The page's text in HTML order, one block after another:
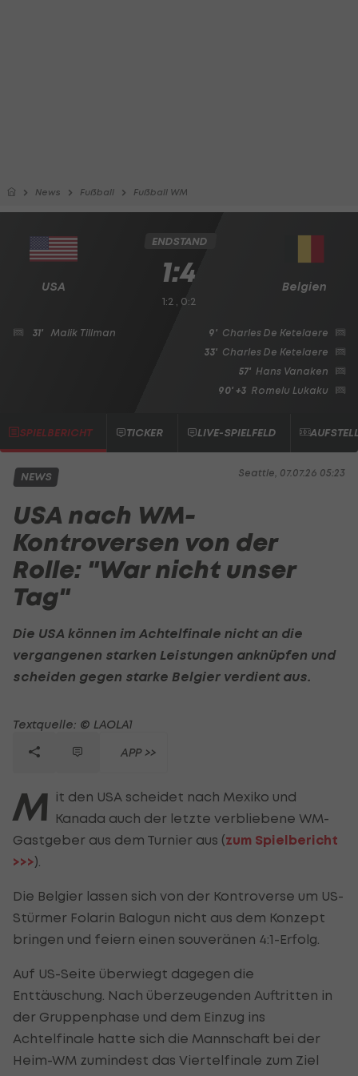
News Fußball Fußball WM
USA Belgien
ENDSTAND
1:4
1:2 , 0:2
31' Malik Tillman 9' Charles De Ketelaere
33' Charles De Ketelaere
57' Hans Vanaken
90' +3 Romelu Lukaku
SPIELBERICHT TICKER LIVE-SPIELFELD
Seattle, 07.07.26 05:23
NEWS
USA nach WM-
Kontroversen von der
Rolle: "War nicht unser
Tag"
Die USA können im Achtelfinale nicht an die
vergangenen starken Leistungen anknüpfen und
scheiden gegen starke Belgier verdient aus.
Textquelle: © LAOLA1
APP >>
M it den USA scheidet nach Mexiko und
Kanada auch der letzte verbliebene WM-
Gastgeber aus dem Turnier aus (zum Spielbericht
>>>).
Die Belgier lassen sich von der Kontroverse um US-
Stürmer Folarin Balogun nicht aus dem Konzept
bringen und feiern einen souveränen 4:1-Erfolg.
Auf US-Seite überwiegt dagegen die
Enttäuschung. Nach überzeugenden Auftritten in
der Gruppenphase und dem Einzug ins
Achtelfinale hatte sich die Mannschaft bei der
Heim-WM zumindest das Viertelfinale zum Ziel